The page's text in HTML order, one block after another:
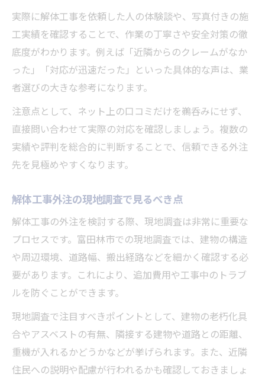
実際に解体工事を依頼した人の体験談や、写真付きの施
工実績を確認することで、作業の丁寧さや安全対策の徹
底度がわかります。例えば「近隣からのクレームがなか
った」「対応が迅速だった」といった具体的な声は、業
者選びの大きな参考になります。
注意点として、ネット上の口コミだけを鵜呑みにせず、
直接問い合わせて実際の対応を確認しましょう。複数の
実績や評判を総合的に判断することで、信頼できる外注
先を見極めやすくなります。
解体工事外注の現地調査で見るべき点
解体工事の外注を検討する際、現地調査は非常に重要な
プロセスです。富田林市での現地調査では、建物の構造
や周辺環境、道路幅、搬出経路などを細かく確認する必
要があります。これにより、追加費用や工事中のトラブ
ルを防ぐことができます。
現地調査で注目すべきポイントとして、建物の老朽化具
合やアスベストの有無、隣接する建物や道路との距離、
重機が入れるかどうかなどが挙げられます。また、近隣
住民への説明や配慮が行われるかも確認しておきましょ